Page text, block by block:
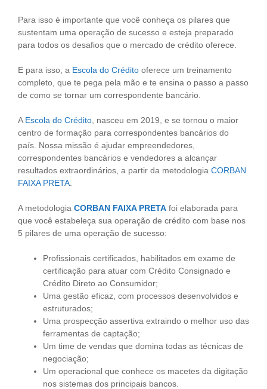
Para isso é importante que você conheça os pilares que
sustentam uma operação de sucesso e esteja preparado
para todos os desafios que o mercado de crédito oferece.
E para isso, a Escola do Crédito oferece um treinamento
completo, que te pega pela mão e te ensina o passo a passo
de como se tornar um correspondente bancário.
A Escola do Crédito , nasceu em 2019, e se tornou o maior
centro de formação para correspondentes bancários do
país. Nossa missão é ajudar empreendedores,
correspondentes bancários e vendedores a alcançar
resultados extraordinários, a partir da metodologia CORBAN
FAIXA PRETA
A metodologia CORBAN FAIXA PRETA foi elaborada para
que você estabeleça sua operação de crédito com base nos
5 pilares de uma operação de sucesso:
Profissionais certificados, habilitados em exame de
certificação para atuar com Crédito Consignado e
Crédito Direto ao Consumidor;
Uma gestão eficaz, com processos desenvolvidos e
estruturados;
Uma prospecção assertiva extraindo o melhor uso das
ferramentas de captação;
Um time de vendas que domina todas as técnicas de
negociação;
Um operacional que conhece os macetes da digitação
nos sistemas dos principais bancos.